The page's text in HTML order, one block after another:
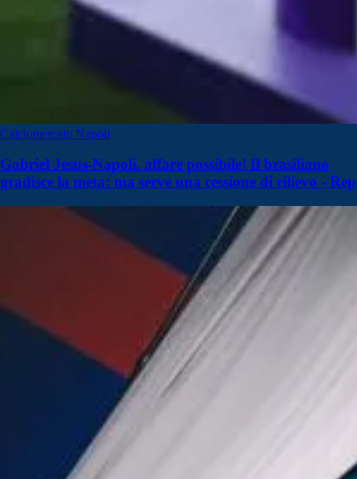
Calciomercato Napoli
Gabriel Jesus-Napoli, affare possibile! Il brasiliano
gradisce la meta: ma serve una cessione di rilievo - Rep